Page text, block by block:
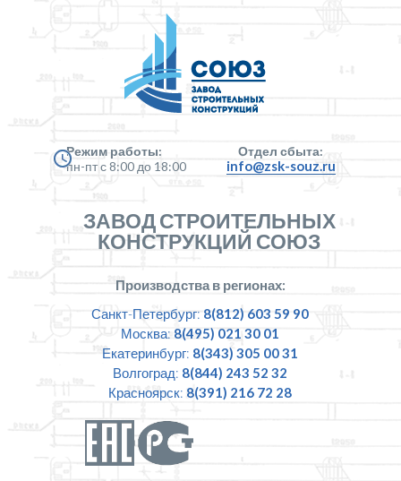
Режим работы:
пн-пт с 8:00 до 18:00
Отдел сбыта:
info@zsk-souz.ru
ЗАВОД СТРОИТЕЛЬНЫХ
КОНСТРУКЦИЙ СОЮЗ
Производства в регионах:
Санкт-Петербург: 8(812) 603 59 90
Москва: 8(495) 021 30 01
Екатеринбург: 8(343) 305 00 31
Волгоград: 8(844) 243 52 32
Красноярск: 8(391) 216 72 28